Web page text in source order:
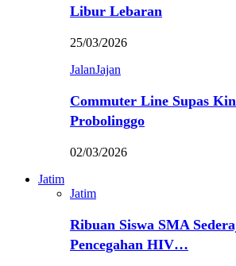
Libur Lebaran
25/03/2026
JalanJajan
Commuter Line Supas
Probolinggo
02/03/2026
Jatim
Jatim
Ribuan Siswa SMA
Pencegahan HIV…